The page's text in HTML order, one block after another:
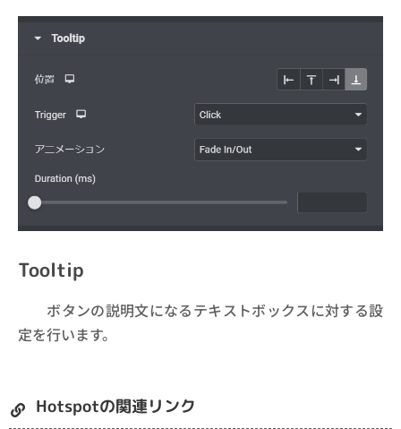
Tooltip
ボタンの説明文になるテキストボックスに対する設
定を行います。
Hotspotの関連リンク